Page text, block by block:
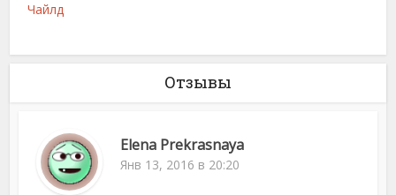
Чайлд
Отзывы
Elena Prekrasnaya
Янв 13, 2016 в 20:20